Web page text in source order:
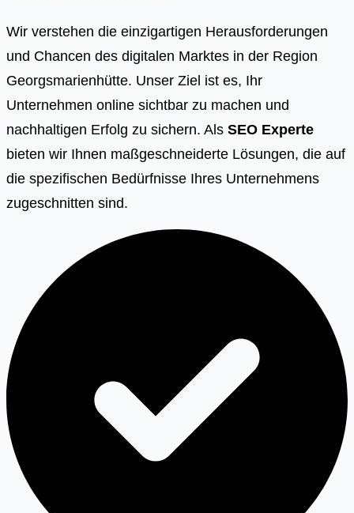
Wir verstehen die einzigartigen Herausforderungen
und Chancen des digitalen Marktes in der Region
Georgsmarienhütte. Unser Ziel ist es, Ihr
Unternehmen online sichtbar zu machen und
nachhaltigen Erfolg zu sichern. Als SEO Experte
bieten wir Ihnen maßgeschneiderte Lösungen, die auf
die spezifischen Bedürfnisse Ihres Unternehmens
zugeschnitten sind.